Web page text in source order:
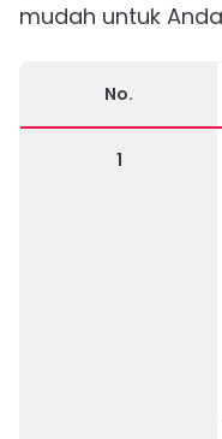
mudah untuk
No.
1